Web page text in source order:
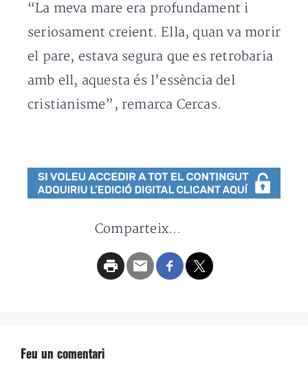
“La meva mare era profundament i
seriosament creient. Ella, quan va morir
el pare, estava segura que es retrobaria
amb ell, aquesta és l’essència del
cristianisme”, remarca Cercas.
Comparteix...
Feu un comentari